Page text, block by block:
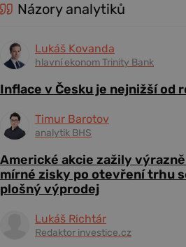
Názory analytiků
Lukáš Kovanda
hlavní ekonom Trinity Bank
Inflace v Česku je nejnižší od
Timur Barotov
analytik BHS
Americké akcie zažily
mírné zisky po otevření trhu
plošný výprodej
Lukáš Richtár
Redaktor investice.cz